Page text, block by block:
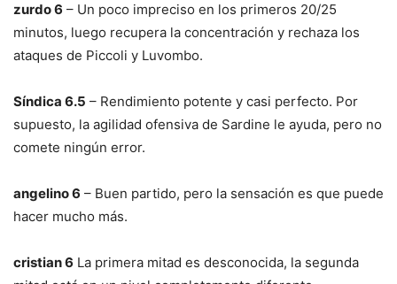
zurdo 6 – Un poco impreciso en los primeros 20/25
minutos, luego recupera la concentración y rechaza los
ataques de Piccoli y Luvombo.
Síndica 6.5 – Rendimiento potente y casi perfecto. Por
supuesto, la agilidad ofensiva de Sardine le ayuda, pero no
comete ningún error.
angelino 6 – Buen partido, pero la sensación es que puede
hacer mucho más.
cristian 6 La primera mitad es desconocida, la segunda